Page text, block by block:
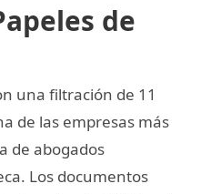
de
una filtración de 11
de las empresas más
de abogados
Los documentos